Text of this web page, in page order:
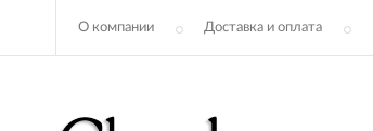
О компании Доставка и оплата